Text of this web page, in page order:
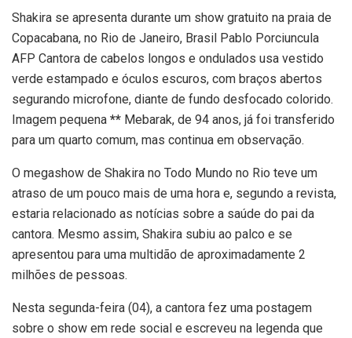
Shakira se apresenta durante um show gratuito na praia de
Copacabana, no Rio de Janeiro, Brasil Pablo Porciuncula
AFP Cantora de cabelos longos e ondulados usa vestido
verde estampado e óculos escuros, com braços abertos
segurando microfone, diante de fundo desfocado colorido.
Imagem pequena ** Mebarak, de 94 anos, já foi transferido
para um quarto comum, mas continua em observação.
O megashow de Shakira no Todo Mundo no Rio teve um
atraso de um pouco mais de uma hora e, segundo a revista,
estaria relacionado as notícias sobre a saúde do pai da
cantora. Mesmo assim, Shakira subiu ao palco e se
apresentou para uma multidão de aproximadamente 2
milhões de pessoas.
Nesta segunda-feira (04), a cantora fez uma postagem
sobre o show em rede social e escreveu na legenda que